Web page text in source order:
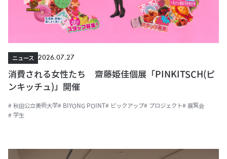
ニュース
2026.07.27
消費される女性たち 齋藤姫佳個展「PINKITSCH(ピ
ンキッチュ)」開催
# 秋田公立美術大学# BIYONG POINT# ピックアップ# プロジェクト# 展覧会
# 学生